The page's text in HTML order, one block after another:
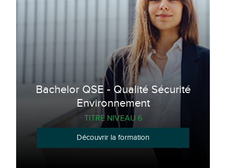
Bachelor QSE - Qualité Sécurité
Environnement
TITRE NIVEAU 6
Découvrir la formation